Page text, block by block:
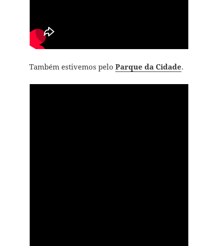
Também estivemos pelo Parque da Cidade.